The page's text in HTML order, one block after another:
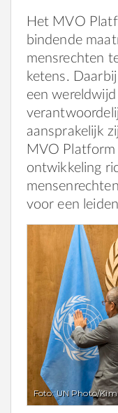
Het MVO
bindende
mensrechten
ketens.
een
aansprakelijk
MVO
ontwikkeling
voor een
Foto: UN Photo/